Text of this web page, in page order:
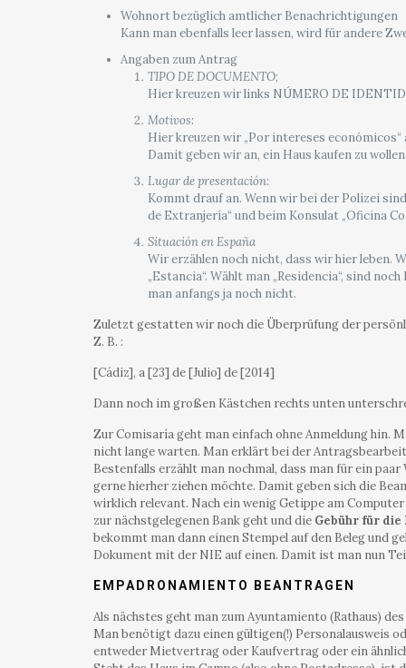
Wohnort bezüglich amtlicher Benachrichtigungen
Kann man ebenfalls leer lassen, wird für andere
Angaben zum Antrag
TIPO DE DOCUMENTO;
Hier kreuzen wir links NÚMERO DE
Motivos:
Hier kreuzen wir „Por intereses económicos“
Damit geben wir an, ein Haus kaufen zu
Lugar de presentación:
Kommt drauf an. Wenn wir bei der Polizei
de Extranjería“ und beim Konsulat „Oficina
Situación en España
Wir erzählen noch nicht, dass wir hier leben.
„Estancia“. Wählt man „Residencia“, sind
man anfangs ja noch nicht.
Zuletzt gestatten wir noch die Überprüfung der
Z. B. :
[Cádiz], a [23] de [Julio] de [2014]
Dann noch im großen Kästchen rechts unten
Zur Comisaría geht man einfach ohne Anmeldung hin.
nicht lange warten. Man erklärt bei der
Bestenfalls erzählt man nochmal, dass man für ein
gerne hierher ziehen möchte. Damit geben sich die
wirklich relevant. Nach ein wenig Getippe am
zur nächstgelegenen Bank geht und die Gebühr für die
bekommt man dann einen Stempel auf den Beleg und
Dokument mit der NIE auf einen. Damit ist man nun
EMPADRONAMIENTO BEANTRAGEN
Als nächstes geht man zum Ayuntamiento (Rathaus)
Man benötigt dazu einen gültigen(!) Personalausweis
entweder Mietvertrag oder Kaufvertrag oder ein